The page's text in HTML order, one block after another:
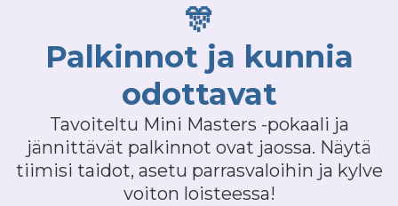
🎊
Palkinnot ja kunnia
odottavat
Tavoiteltu Mini Masters -pokaali ja
jännittävät palkinnot ovat jaossa. Näytä
tiimisi taidot, asetu parrasvaloihin ja kylve
voiton loisteessa!